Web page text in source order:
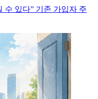
수 있다” 기존 가입자 주